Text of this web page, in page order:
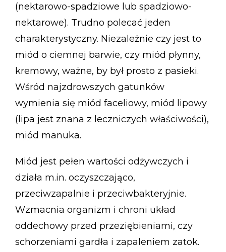
(nektarowo-spadziowe lub spadziowo-
nektarowe). Trudno polecać jeden
charakterystyczny. Niezależnie czy jest to
miód o ciemnej barwie, czy miód płynny,
kremowy, ważne, by był prosto z pasieki.
Wśród najzdrowszych gatunków
wymienia się miód faceliowy, miód lipowy
(lipa jest znana z leczniczych właściwości),
miód manuka.
Miód jest pełen wartości odżywczych i
działa m.in. oczyszczająco,
przeciwzapalnie i przeciwbakteryjnie.
Wzmacnia organizm i chroni układ
oddechowy przed przeziębieniami, czy
schorzeniami gardła i zapaleniem zatok.